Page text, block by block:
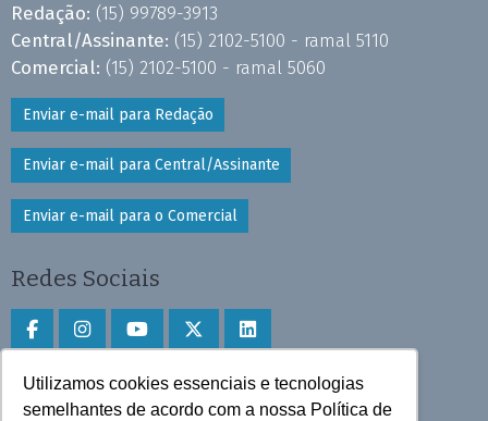
Utilizamos cookies essenciais e tecnologias
semelhantes de acordo com a nossa Política de
Redação: (15) 99789-3913
Central/Assinante: (15) 2102-5100 - ramal 5110
Comercial: (15) 2102-5100 - ramal 5060
Enviar e-mail para Redação
Enviar e-mail para Central/Assinante
Enviar e-mail para o Comercial
Redes Sociais
Faça download do aplicativo